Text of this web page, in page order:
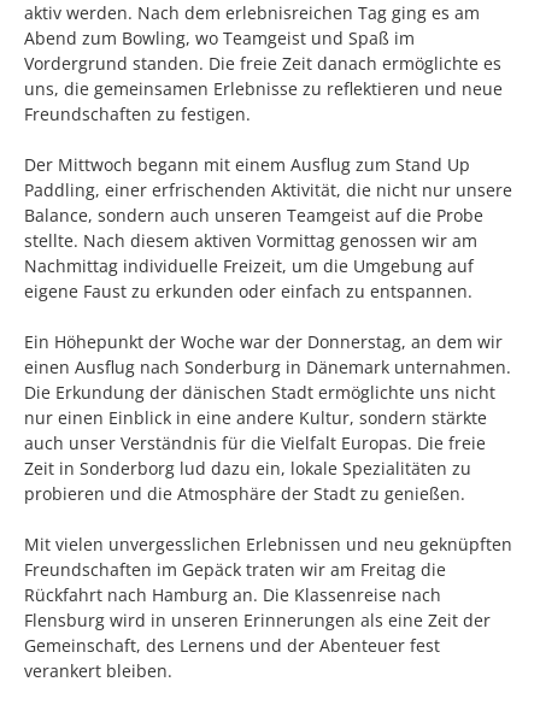
aktiv werden. Nach dem erlebnisreichen Tag ging es am
Abend zum Bowling, wo Teamgeist und Spaß im
Vordergrund standen. Die freie Zeit danach ermöglichte es
uns, die gemeinsamen Erlebnisse zu reflektieren und neue
Freundschaften zu festigen.
Der Mittwoch begann mit einem Ausflug zum Stand Up
Paddling, einer erfrischenden Aktivität, die nicht nur unsere
Balance, sondern auch unseren Teamgeist auf die Probe
stellte. Nach diesem aktiven Vormittag genossen wir am
Nachmittag individuelle Freizeit, um die Umgebung auf
eigene Faust zu erkunden oder einfach zu entspannen.
Ein Höhepunkt der Woche war der Donnerstag, an dem wir
einen Ausflug nach Sonderburg in Dänemark unternahmen.
Die Erkundung der dänischen Stadt ermöglichte uns nicht
nur einen Einblick in eine andere Kultur, sondern stärkte
auch unser Verständnis für die Vielfalt Europas. Die freie
Zeit in Sonderborg lud dazu ein, lokale Spezialitäten zu
probieren und die Atmosphäre der Stadt zu genießen.
Mit vielen unvergesslichen Erlebnissen und neu geknüpften
Freundschaften im Gepäck traten wir am Freitag die
Rückfahrt nach Hamburg an. Die Klassenreise nach
Flensburg wird in unseren Erinnerungen als eine Zeit der
Gemeinschaft, des Lernens und der Abenteuer fest
verankert bleiben.